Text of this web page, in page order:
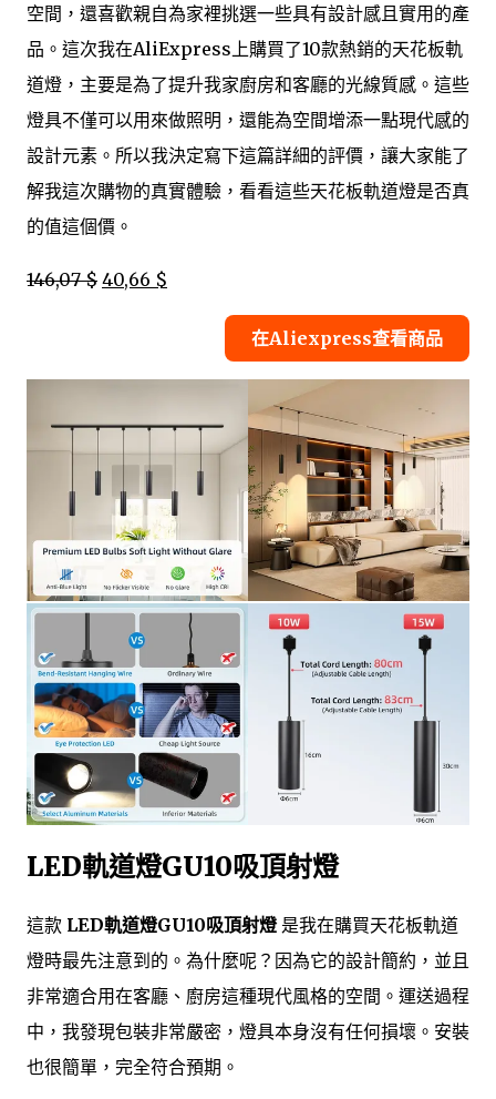
空間，還喜歡親自為家裡挑選一些具有設計感且實用的產
品。這次我在AliExpress上購買了10款熱銷的天花板軌
道燈，主要是為了提升我家廚房和客廳的光線質感。這些
燈具不僅可以用來做照明，還能為空間增添一點現代感的
設計元素。所以我決定寫下這篇詳細的評價，讓大家能了
解我這次購物的真實體驗，看看這些天花板軌道燈是否真
的值這個價。
146,07 $ 40,66 $
在Aliexpress查看商品
LED軌道燈GU10吸頂射燈
這款 LED軌道燈GU10吸頂射燈是我在購買天花板軌道
燈時最先注意到的。為什麼呢？因為它的設計簡約，並且
非常適合用在客廳、廚房這種現代風格的空間。運送過程
中，我發現包裝非常嚴密，燈具本身沒有任何損壞。安裝
也很簡單，完全符合預期。